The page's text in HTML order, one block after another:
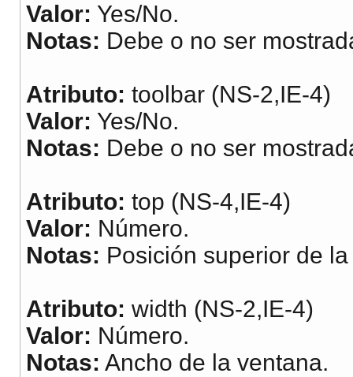
Valor: Yes/No.
Notas: Debe o no ser
Atributo: toolbar (NS-2,IE-4)
Valor: Yes/No.
Notas: Debe o no ser
Atributo: top (NS-4,IE-4)
Valor: Número.
Notas: Posición superior de
Atributo: width (NS-2,IE-4)
Valor: Número.
Notas: Ancho de la ventana.